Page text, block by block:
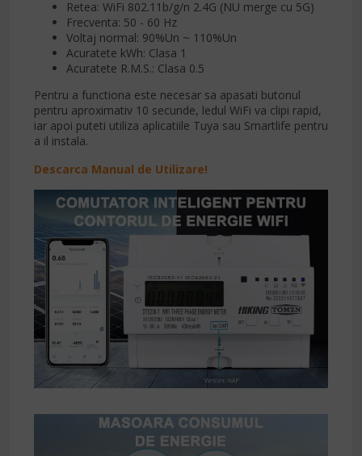
Retea: WiFi 802.11b/g/n 2.4G (NU merge cu 5G)
Frecventa: 50 - 60 Hz
Voltaj normal: 90%Un ~ 110%Un
Acuratete kWh: Clasa 1
Acuratete R.M.S.: Clasa 0.5
Pentru a functiona este necesar sa apasati butonul
pentru aproximativ 10 secunde, ledul WiFi va clipi rapid,
iar apoi puteti utiliza aplicatiile Tuya sau Smartlife pentru
a il instala.
Descarca Manual de Utilizare!